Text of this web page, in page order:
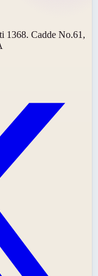
1368. Cadde No.61,